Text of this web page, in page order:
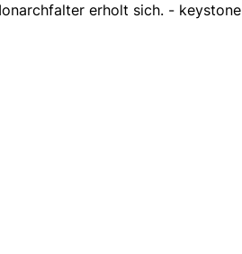
erholt sich. - keystone